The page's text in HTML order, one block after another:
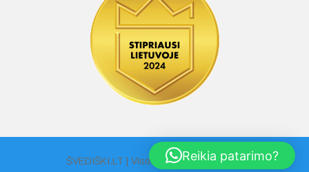
ŠVEDIŠKI.LT | Visos Teisės Saugomos |
Reikia patarimo?